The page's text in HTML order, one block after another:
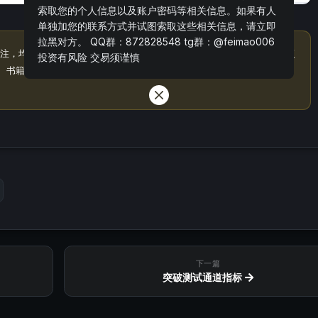
，均为本站原创发布。任何个人或组织，在未征得本站同意时，禁止复
籍等各类媒体平台。如若本站内容侵犯了原著者的合法权益，可联系
下一篇
突破测试通道指标
索取您的个人信息以及账户密码等相关信息。如果有人
单独加您的联系方式并试图索取这些相关信息，请立即
拉黑对方。 QQ群：872828548 tg群：@feimao006
投资有风险 交易须谨慎